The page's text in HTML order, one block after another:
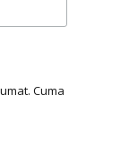
Cuma